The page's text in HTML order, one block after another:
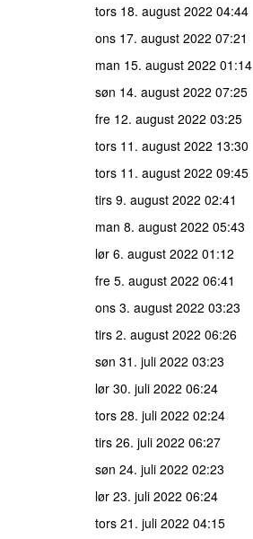
tors 18. august 2022 04:44
ons 17. august 2022 07:21
man 15. august 2022 01:14
søn 14. august 2022 07:25
fre 12. august 2022 03:25
tors 11. august 2022 13:30
tors 11. august 2022 09:45
tirs 9. august 2022 02:41
man 8. august 2022 05:43
lør 6. august 2022 01:12
fre 5. august 2022 06:41
ons 3. august 2022 03:23
tirs 2. august 2022 06:26
søn 31. juli 2022 03:23
lør 30. juli 2022 06:24
tors 28. juli 2022 02:24
tirs 26. juli 2022 06:27
søn 24. juli 2022 02:23
lør 23. juli 2022 06:24
tors 21. juli 2022 04:15